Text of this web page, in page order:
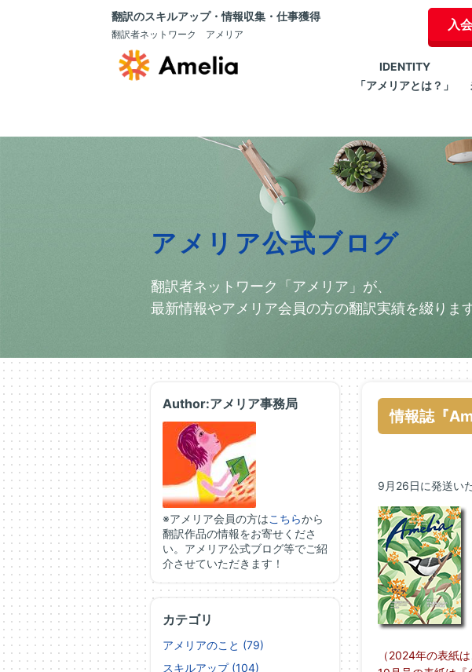
翻訳のスキルアップ・情報収集・仕事獲得
翻訳者ネットワーク アメリア
入
IDENTITY
「アメリアとは？」
アメリア公式ブログ
翻訳者ネットワーク「アメリア」が、
最新情報やアメリア会員の方の翻訳実績を綴りま
情報誌『
9月26日に発送い
（2024年の表紙
Author:アメリア事務局
※アメリア会員の方はこちらから
翻訳作品の情報をお寄せくださ
い。アメリア公式ブログ等でご紹
介させていただきます！
カテゴリ
アメリアのこと (79)
スキルアップ (104)